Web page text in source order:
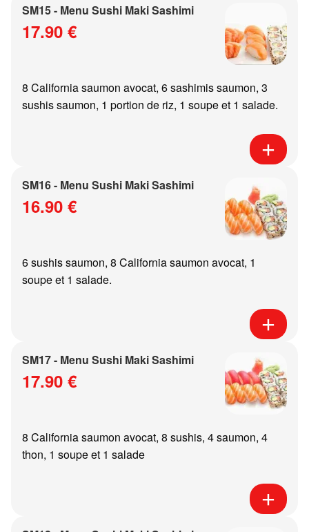
SM15 - Menu Sushi Maki Sashimi
17.90 €
8 California saumon avocat, 6 sashimis saumon, 3
sushis saumon, 1 portion de riz, 1 soupe et 1 salade.
SM16 - Menu Sushi Maki Sashimi
16.90 €
6 sushis saumon, 8 California saumon avocat, 1
soupe et 1 salade.
SM17 - Menu Sushi Maki Sashimi
17.90 €
8 California saumon avocat, 8 sushis, 4 saumon, 4
thon, 1 soupe et 1 salade